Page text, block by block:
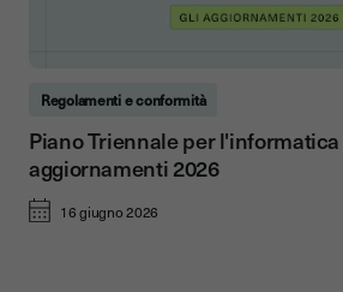
Regolamenti e conformità
Piano Triennale per l'informatica
aggiornamenti 2026
16 giugno 2026